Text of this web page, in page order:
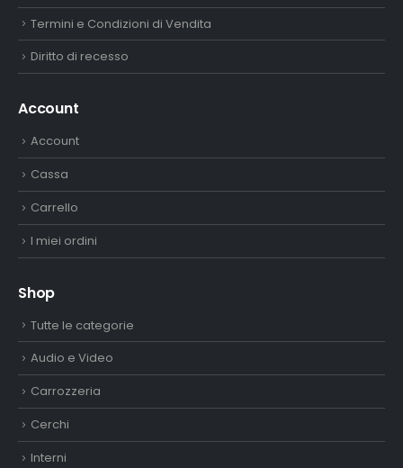
Termini e Condizioni di Vendita
Diritto di recesso
Account
Account
Cassa
Carrello
I miei ordini
Shop
Tutte le categorie
Audio e Video
Carrozzeria
Cerchi
Interni